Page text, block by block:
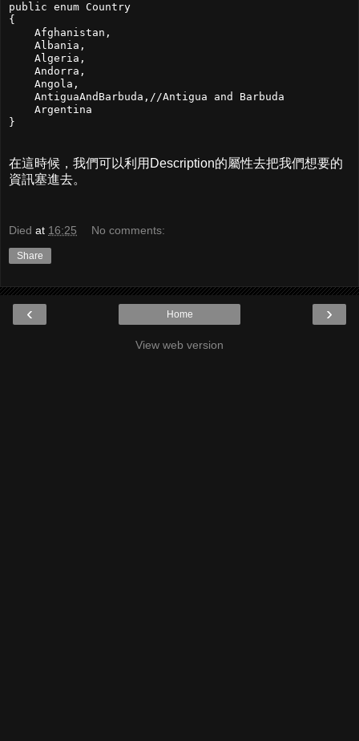
public enum Country
{
    Afghanistan,
    Albania,
    Algeria,
    Andorra,
    Angola,
    AntiguaAndBarbuda,//Antigua and Barbuda
    Argentina
在這時候，我們可以利用Description的屬性去把我們想要的
資訊塞進去。
Died at 16:25 No comments:
Share
‹ ›
Home
View web version